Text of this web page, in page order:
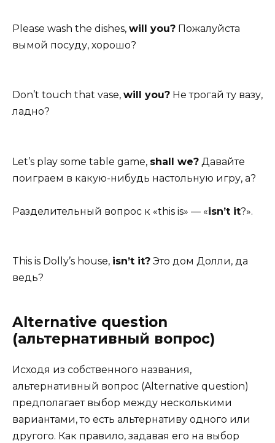
Please wash the dishes, will you? Пожалуйста
вымой посуду, хорошо?
Don’t touch that vase, will you? Не трогай ту вазу,
ладно?
Let’s play some table game, shall we? Давайте
поиграем в какую-нибудь настольную игру, а?
Разделительный вопрос к «this is» — «isn’t it?».
This is Dolly’s house, isn’t it? Это дом Долли, да
ведь?
Alternative question
(альтернативный вопрос)
Исходя из собственного названия,
альтернативный вопрос (Alter­na­tive ques­tion)
предполагает выбор между несколькими
вариантами, то есть альтернативу одного или
другого. Как правило, задавая его на выбор